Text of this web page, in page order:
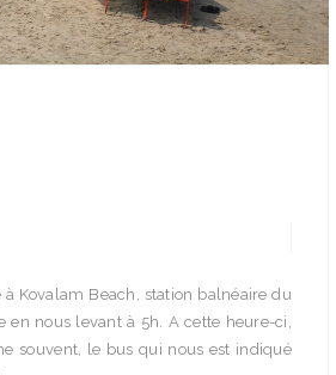
Kovalam Beach, station balnéaire du
nous levant à 5h. A cette heure-ci,
souvent, le bus qui nous est indiqué